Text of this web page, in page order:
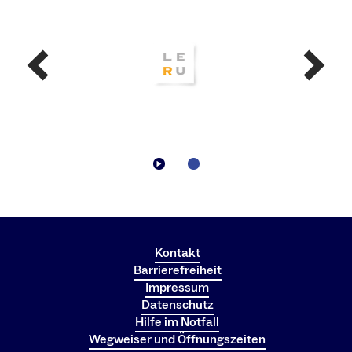
Kontakt
Barrierefreiheit
Impressum
Datenschutz
Hilfe im Notfall
Wegweiser und Öffnungszeiten